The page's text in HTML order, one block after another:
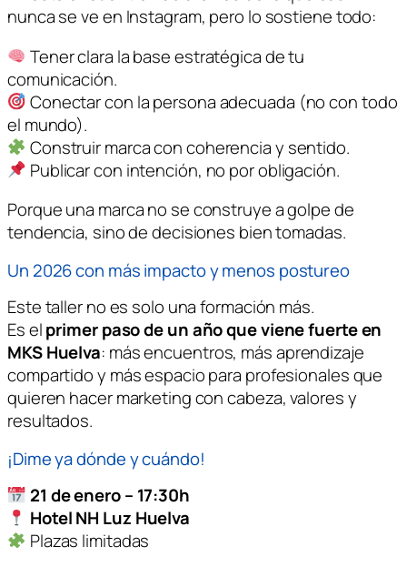
nunca se ve en Instagram, pero lo sostiene todo:
Tener clara la base estratégica de tu
comunicación.
Conectar con la persona adecuada (no con todo
el mundo).
Construir marca con coherencia y sentido.
Publicar con intención, no por obligación.
Porque una marca no se construye a golpe de
tendencia, sino de decisiones bien tomadas.
Un 2026 con más impacto y menos postureo
Este taller no es solo una formación más.
Es elprimer paso de un año que viene fuerte en
MKS Huelva: más encuentros, más aprendizaje
compartido y más espacio para profesionales que
quieren hacer marketing con cabeza, valores y
resultados.
¡Dime ya dónde y cuándo!
21 de enero – 17:30h
Hotel NH Luz Huelva
Plazas limitadas